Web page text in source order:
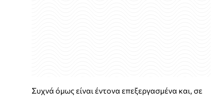
Συχνά όμως είναι έντονα επεξεργασμένα και, σε